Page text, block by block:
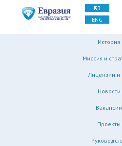
ҚАЗ
ENG
История
Миссия и
Лицензии и
Новости
Вакансии
Проекты